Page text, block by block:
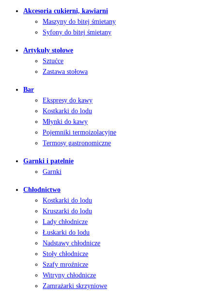
Akcesoria cukierni, kawiarni
Maszyny do bitej śmietany
Syfony do bitej śmietany
Artykuły stołowe
Sztućce
Zastawa stołowa
Bar
Ekspresy do kawy
Kostkarki do lodu
Młynki do kawy
Pojemniki termoizolacyjne
Termosy gastronomiczne
Garnki i patelnie
Garnki
Chłodnictwo
Kostkarki do lodu
Kruszarki do lodu
Lady chłodnicze
Łuskarki do lodu
Nadstawy chłodnicze
Stoły chłodnicze
Szafy mroźnicze
Witryny chłodnicze
Zamrażarki skrzyniowe